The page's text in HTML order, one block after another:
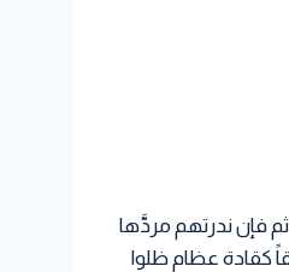
فإن ندرتهم مردَّها
كقادة عظام ظلوا